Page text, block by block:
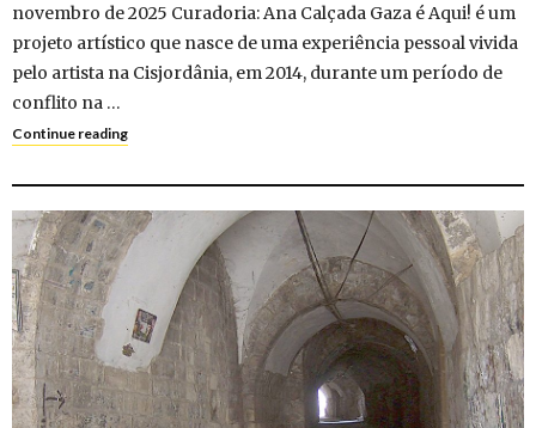
novembro de 2025 Curadoria: Ana Calçada Gaza é Aqui! é um
projeto artístico que nasce de uma experiência pessoal vivida
pelo artista na Cisjordânia, em 2014, durante um período de
conflito na …
Continue reading